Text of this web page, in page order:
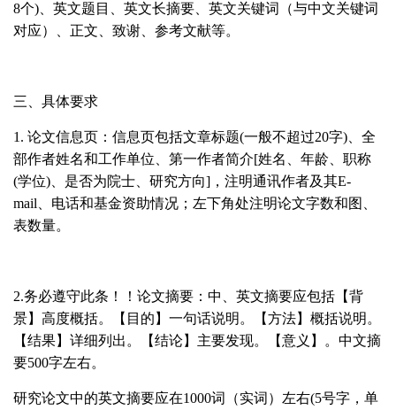
8个) 、英文题目、英文长摘要、英文关键词（与中文关键词
对应）、正文、致谢、参考文献等。
三、具体要求
1. 论文信息页：信息页包括文章标题(一般不超过20字) 、全
部作者姓名和工作单位、第一作者简介[姓名、年龄、职称
(学位) 、是否为院士、研究方向] ，注明通讯作者及其E-
mail 、电话和基金资助情况；左下角处注明论文字数和图、
表数量。
2.务必遵守此条！！论文摘要：中、英文摘要应包括【背
景】高度概括。【目的】一句话说明。【方法】概括说明。
【结果】详细列出。【结论】主要发现。【意义】。中文摘
要500字左右。
研究论文中的英文摘要应在1000词（实词）左右(5号字，单